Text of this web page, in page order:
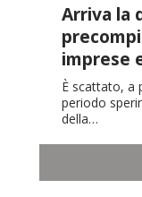
Arriva la
imprese
È scattato, a
periodo
della…